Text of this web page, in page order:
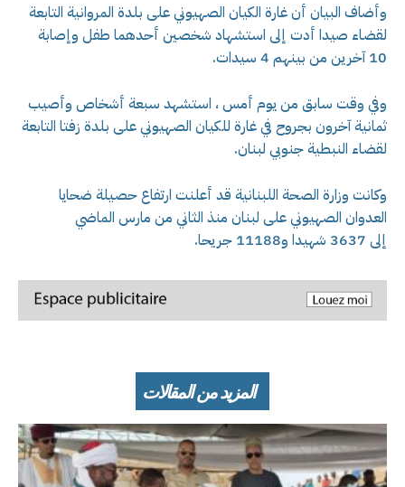
وأضاف البيان أن غارة الكيان الصهيوني على بلدة المروانية التابعة
لقضاء صيدا أدت إلى استشهاد شخصين أحدهما طفل وإصابة
10 آخرين من بينهم 4 سيدات.
وفي وقت سابق من يوم أمس ، استشهد سبعة أشخاص وأصيب
ثمانية آخرون بجروح في غارة للكيان الصهيوني على بلدة زفتا التابعة
لقضاء النبطية جنوبي لبنان.
وكانت وزارة الصحة اللبنانية قد أعلنت ارتفاع حصيلة ضحايا
العدوان الصهيوني على لبنان منذ الثاني من مارس الماضي
إلى 3637 شهيدا و11188 جريحا.
المزيد من المقالات